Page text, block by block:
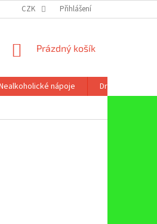
CZK Přihlášení
NÁKUPNÍ
Prázdný košík
nápoje Drogerie